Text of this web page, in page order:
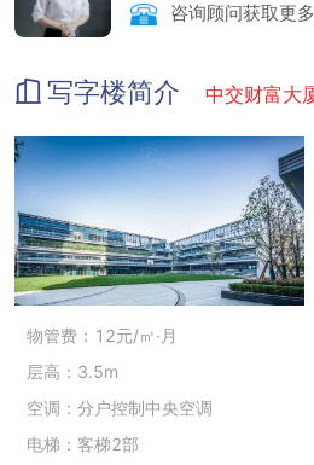
会议室：赠送时长4小时/人 ；收费标准
咨询顾问获取更
写字楼简介 中交财富大
物管费：12元/㎡·月
层高：3.5m
空调：分户控制中央空调
电梯：客梯2部